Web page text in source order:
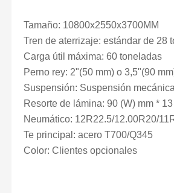
Tamaño: 10800x2550x3700MM
Tren de aterrizaje: estándar de 28
Carga útil máxima: 60 toneladas
Perno rey: 2"(50 mm) o 3,5"(90
Suspensión: Suspensión
Resorte de lámina: 90 (W) mm *
Neumático: 12R22.5/12.00R20/
Te principal: acero T700/Q345
Color: Clientes opcionales